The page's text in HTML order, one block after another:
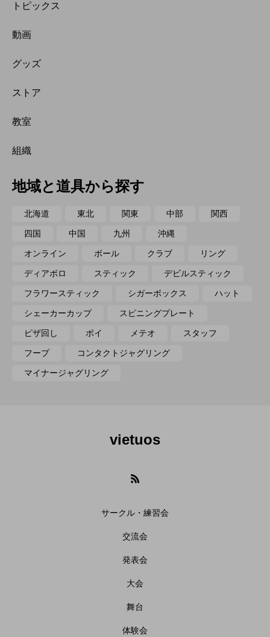
トピックス
動画
グッズ
ストア
教室
組織
地域と道具から探す
北海道 東北 関東 中部 関西
四国 中国 九州 沖縄
オンライン ボール クラブ リング
ディアボロ スティック デビルスティック
フラワースティック シガーボックス ハット
シェーカーカップ スピニングプレート
ピザ回し ポイ メテオ スタッフ
フープ コンタクトジャグリング
マイナージャグリング
vietuos
サークル・練習会
交流会
発表会
大会
舞台
体験会